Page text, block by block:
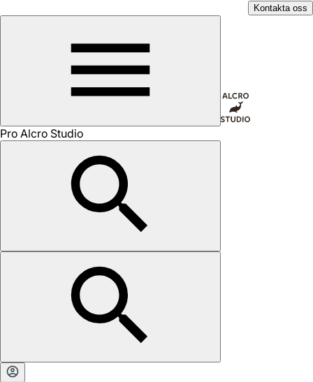
Kontakta oss
Pro Alcro Studio